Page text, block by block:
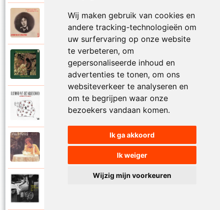
Wij maken gebruik van cookies en
andere tracking-technologieën om
uw surfervaring op onze website
te verbeteren, om
gepersonaliseerde inhoud en
advertenties te tonen, om ons
websiteverkeer te analyseren en
om te begrijpen waar onze
bezoekers vandaan komen.
Ik ga akkoord
Ik weiger
Wijzig mijn voorkeuren
Raymond Van Het Groenewoud
Mijn lieve schatje
Raymond Van Het Groenewoud
Mijn schoolgaande jeugd
Raymond Van Het Groenewoud
Mijnheer de postbode
Raymond Van Het Groenewoud